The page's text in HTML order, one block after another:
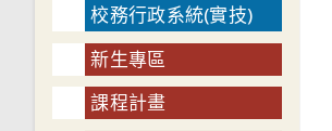
校務行政系統(實技)
新生專區
課程計畫